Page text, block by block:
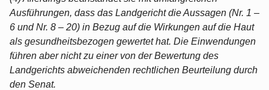
Ausführungen, dass das Landgericht die Aussagen (Nr. 1 –
6 und Nr. 8 – 20) in Bezug auf die Wirkungen auf die Haut
als gesundheitsbezogen gewertet hat. Die Einwendungen
führen aber nicht zu einer von der Bewertung des
Landgerichts abweichenden rechtlichen Beurteilung durch
den Senat.